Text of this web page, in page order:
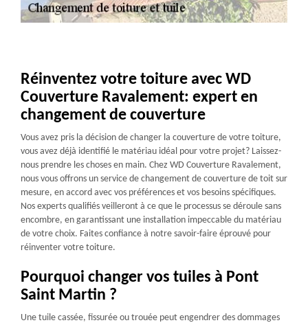
Réinventez votre toiture avec WD
Couverture Ravalement: expert en
changement de couverture
Vous avez pris la décision de changer la couverture de votre toiture,
vous avez déjà identifié le matériau idéal pour votre projet? Laissez-
nous prendre les choses en main. Chez WD Couverture Ravalement,
nous vous offrons un service de changement de couverture de toit sur
mesure, en accord avec vos préférences et vos besoins spécifiques.
Nos experts qualifiés veilleront à ce que le processus se déroule sans
encombre, en garantissant une installation impeccable du matériau
de votre choix. Faites confiance à notre savoir-faire éprouvé pour
réinventer votre toiture.
Pourquoi changer vos tuiles à Pont
Saint Martin ?
Une tuile cassée, fissurée ou trouée peut engendrer des dommages